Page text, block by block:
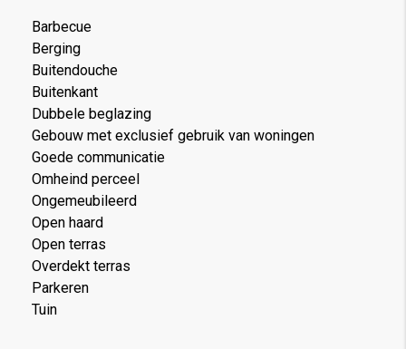
Barbecue
Berging
Buitendouche
Buitenkant
Dubbele beglazing
Gebouw met exclusief gebruik van woningen
Goede communicatie
Omheind perceel
Ongemeubileerd
Open haard
Open terras
Overdekt terras
Parkeren
Tuin